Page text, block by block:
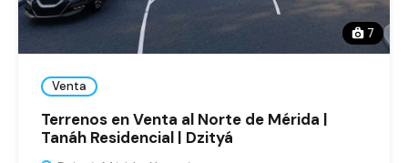
7
Venta
Terrenos en Venta al Norte de Mérida |
Tanáh Residencial | Dzityá